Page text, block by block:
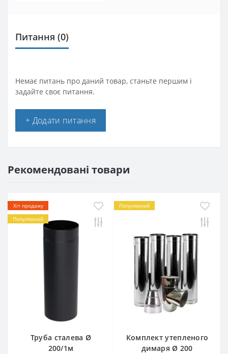
Питання (0)
Немає питань про даний товар, станьте першим і
задайте своє питання.
+ Додати питання
Рекомендовані товари
Хіт продажу
Популярний
Труба сталева Ø
200/1м
Популярний
Комплект утепленого
димаря Ø 200